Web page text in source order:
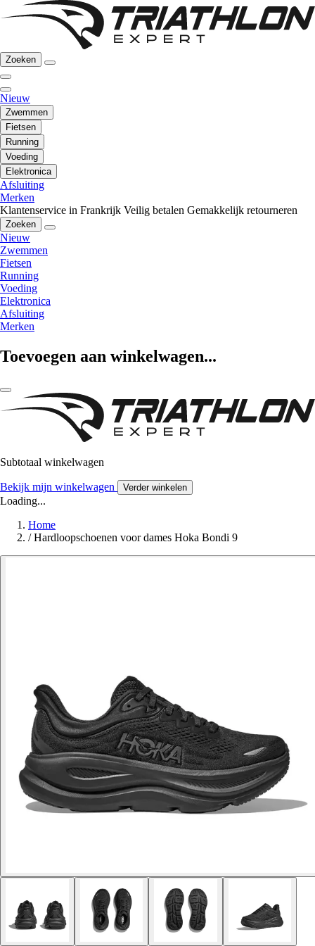
Zoeken
Nieuw
Zwemmen
Fietsen
Running
Voeding
Elektronica
Afsluiting
Merken
Klantenservice in Frankrijk Veilig betalen Gemakkelijk retourneren
Zoeken
Nieuw
Zwemmen
Fietsen
Running
Voeding
Elektronica
Afsluiting
Merken
Toevoegen aan winkelwagen...
Subtotaal winkelwagen
Bekijk mijn winkelwagen Verder winkelen
Loading...
Home
/ Hardloopschoenen voor dames Hoka Bondi 9